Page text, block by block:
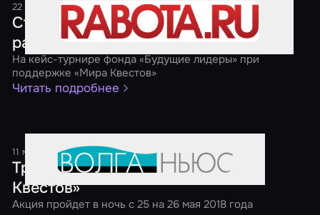
22 мая 20181 минута
Студенты предложили свое видение
развития рынка коворкингов
На кейс-турнире фонда «Будущие лидеры» при
поддержке «Мира Квестов»
Читать подробнее
11 мая 20181 минута
Третья ежегодная акция «Ночь
Квестов»
Акция пройдет в ночь с 25 на 26 мая 2018 года